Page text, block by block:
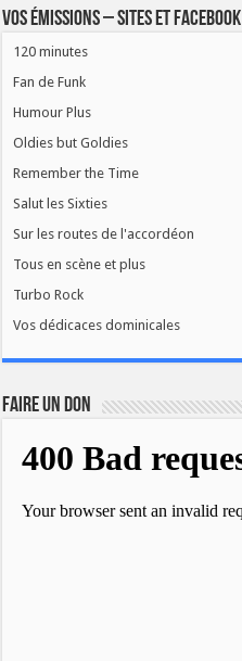
Vos émissions – Sites et Facebook
120 minutes
Fan de Funk
Humour Plus
Oldies but Goldies
Remember the Time
Salut les Sixties
Sur les routes de l'accordéon
Tous en scène et plus
Turbo Rock
Vos dédicaces dominicales
FAIRE UN DON